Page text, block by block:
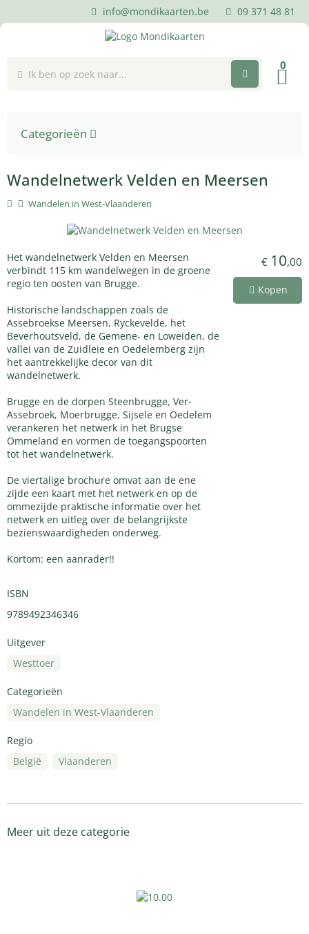
info@mondikaarten.be 09 371 48 81
0
Categorieën
Wandelnetwerk Velden en Meersen
Wandelen in West-Vlaanderen
Het wandelnetwerk Velden en Meersen
verbindt 115 km wandelwegen in de groene
regio ten oosten van Brugge.
Historische landschappen zoals de
Assebroekse Meersen, Ryckevelde, het
Beverhoutsveld, de Gemene- en Loweiden, de
vallei van de Zuidleie en Oedelemberg zijn
het aantrekkelijke decor van dit
wandelnetwerk.
Brugge en de dorpen Steenbrugge, Ver-
Assebroek, Moerbrugge, Sijsele en Oedelem
verankeren het netwerk in het Brugse
Ommeland en vormen de toegangspoorten
tot het wandelnetwerk.
De viertalige brochure omvat aan de ene
zijde een kaart met het netwerk en op de
ommezijde praktische informatie over het
netwerk en uitleg over de belangrijkste
bezienswaardigheden onderweg.
Kortom: een aanrader!!
ISBN
9789492346346
Uitgever
Westtoer
Categorieën
Wandelen in West-Vlaanderen
Regio
België
Vlaanderen
€ 10,00
Kopen
Meer uit deze categorie